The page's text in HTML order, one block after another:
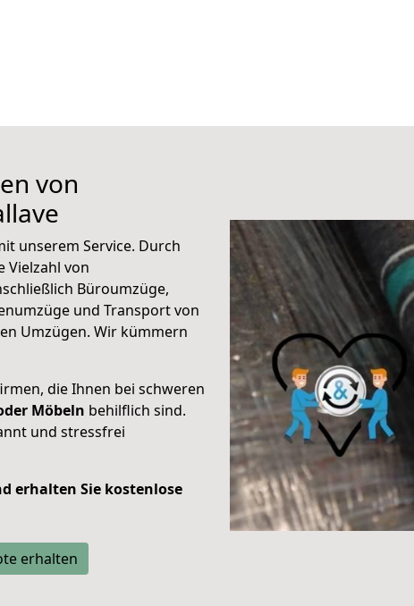
von
unserem Service. Durch
Vielzahl von
Büroumzüge,
und Transport von
Umzügen. Wir kümmern
die Ihnen bei schweren
Möbeln behilflich sind.
und stressfrei
erhalten Sie kostenlose
erhalten